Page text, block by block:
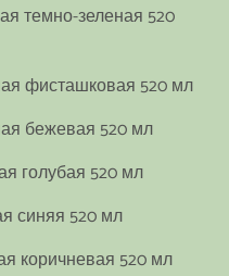
темно-зеленая 520
фисташковая 520 мл
бежевая 520 мл
голубая 520 мл
синяя 520 мл
коричневая 520 мл